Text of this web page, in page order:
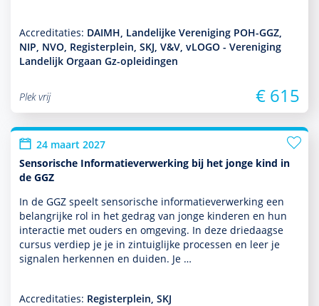
Accreditaties: DAIMH, Landelijke Vereniging POH-GGZ,
NIP, NVO, Registerplein, SKJ, V&V, vLOGO - Vereniging
Landelijk Orgaan Gz-opleidingen
Plek vrij € 615
24 maart 2027
Sensorische Informatieverwerking bij het jonge kind in
de GGZ
In de GGZ speelt sensorische infor­matieverwerking een
belang­rijke rol in het gedrag van jonge kin­de­ren en hun
interactie met ouders en omge­ving. In deze driedaagse
cursus verdiep je je in zintuiglijke processen en leer je
signalen herkennen en duiden. Je …
Accreditaties: Registerplein, SKJ